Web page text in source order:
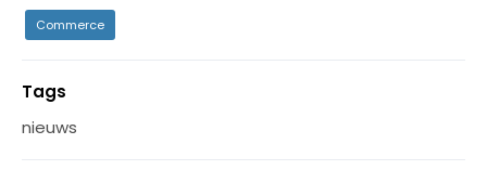
Commerce
Tags
nieuws